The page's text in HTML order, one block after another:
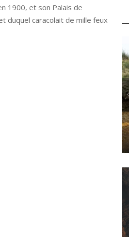
1900, et son Palais de
duquel caracolait de mille feux